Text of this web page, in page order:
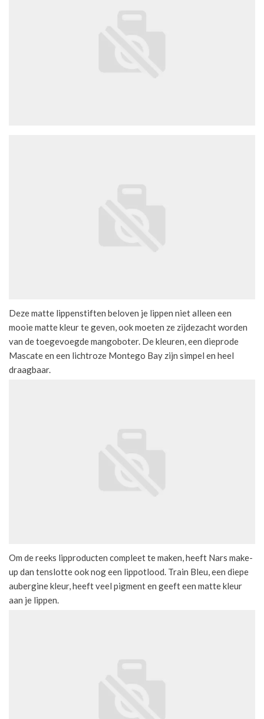
Deze matte lippenstiften beloven je lippen niet alleen een
mooie matte kleur te geven, ook moeten ze zijdezacht worden
van de toegevoegde mangoboter. De kleuren, een dieprode
Mascate en een lichtroze Montego Bay zijn simpel en heel
draagbaar.
Om de reeks lipproducten compleet te maken, heeft Nars make-
up dan tenslotte ook nog een lippotlood. Train Bleu, een diepe
aubergine kleur, heeft veel pigment en geeft een matte kleur
aan je lippen.